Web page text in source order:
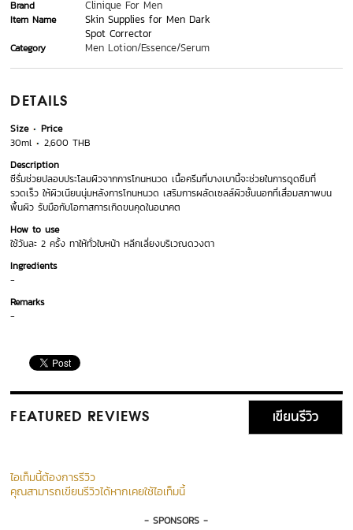
Brand Clinique For Men
Item Name
Skin Supplies for Men Dark
Spot Corrector
Category Men Lotion/Essence/Serum
DETAILS
Size
Price
30ml
2,600 THB
Description
ซีรั่มช่วยปลอบประโลมผิวจากการโกนหนวด เนื้อครีมที่บางเบานี้จะช่วยในการดูดซึมที่
รวดเร็ว ให้ผิวเนียนนุ่มหลังการโกนหนวด เสริมการผลัดเซลล์ผิวชั้นนอกที่เสื่อมสภาพบน
พื้นผิว รับมือกับโอกาสการเกิดขนคุดในอนาคต
How to use
ใช้วันละ 2 ครั้ง ทาให้ทั่วใบหน้า หลีกเลี่ยงบริเวณดวงตา
Ingredients
-
Remarks
-
FEATURED REVIEWS เขียนรีวิว
ไอเท็มนี้ต้องการรีวิว
คุณสามารถเขียนรีวิวได้หากเคยใช้ไอเท็มนี้
- SPONSORS -